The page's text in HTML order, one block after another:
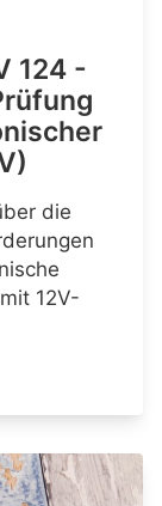
124 -
die
12V-